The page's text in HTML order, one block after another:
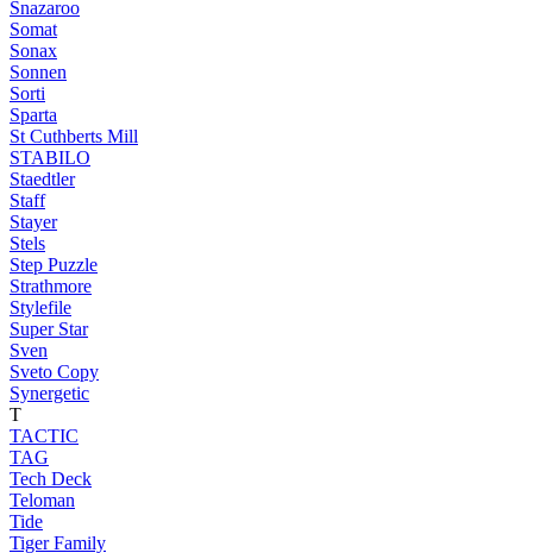
Snazaroo
Somat
Sonax
Sonnen
Sorti
Sparta
St Cuthberts Mill
STABILO
Staedtler
Staff
Stayer
Stels
Step Puzzle
Strathmore
Stylefile
Super Star
Sven
Sveto Copy
Synergetic
T
TACTIC
TAG
Tech Deck
Teloman
Tide
Tiger Family